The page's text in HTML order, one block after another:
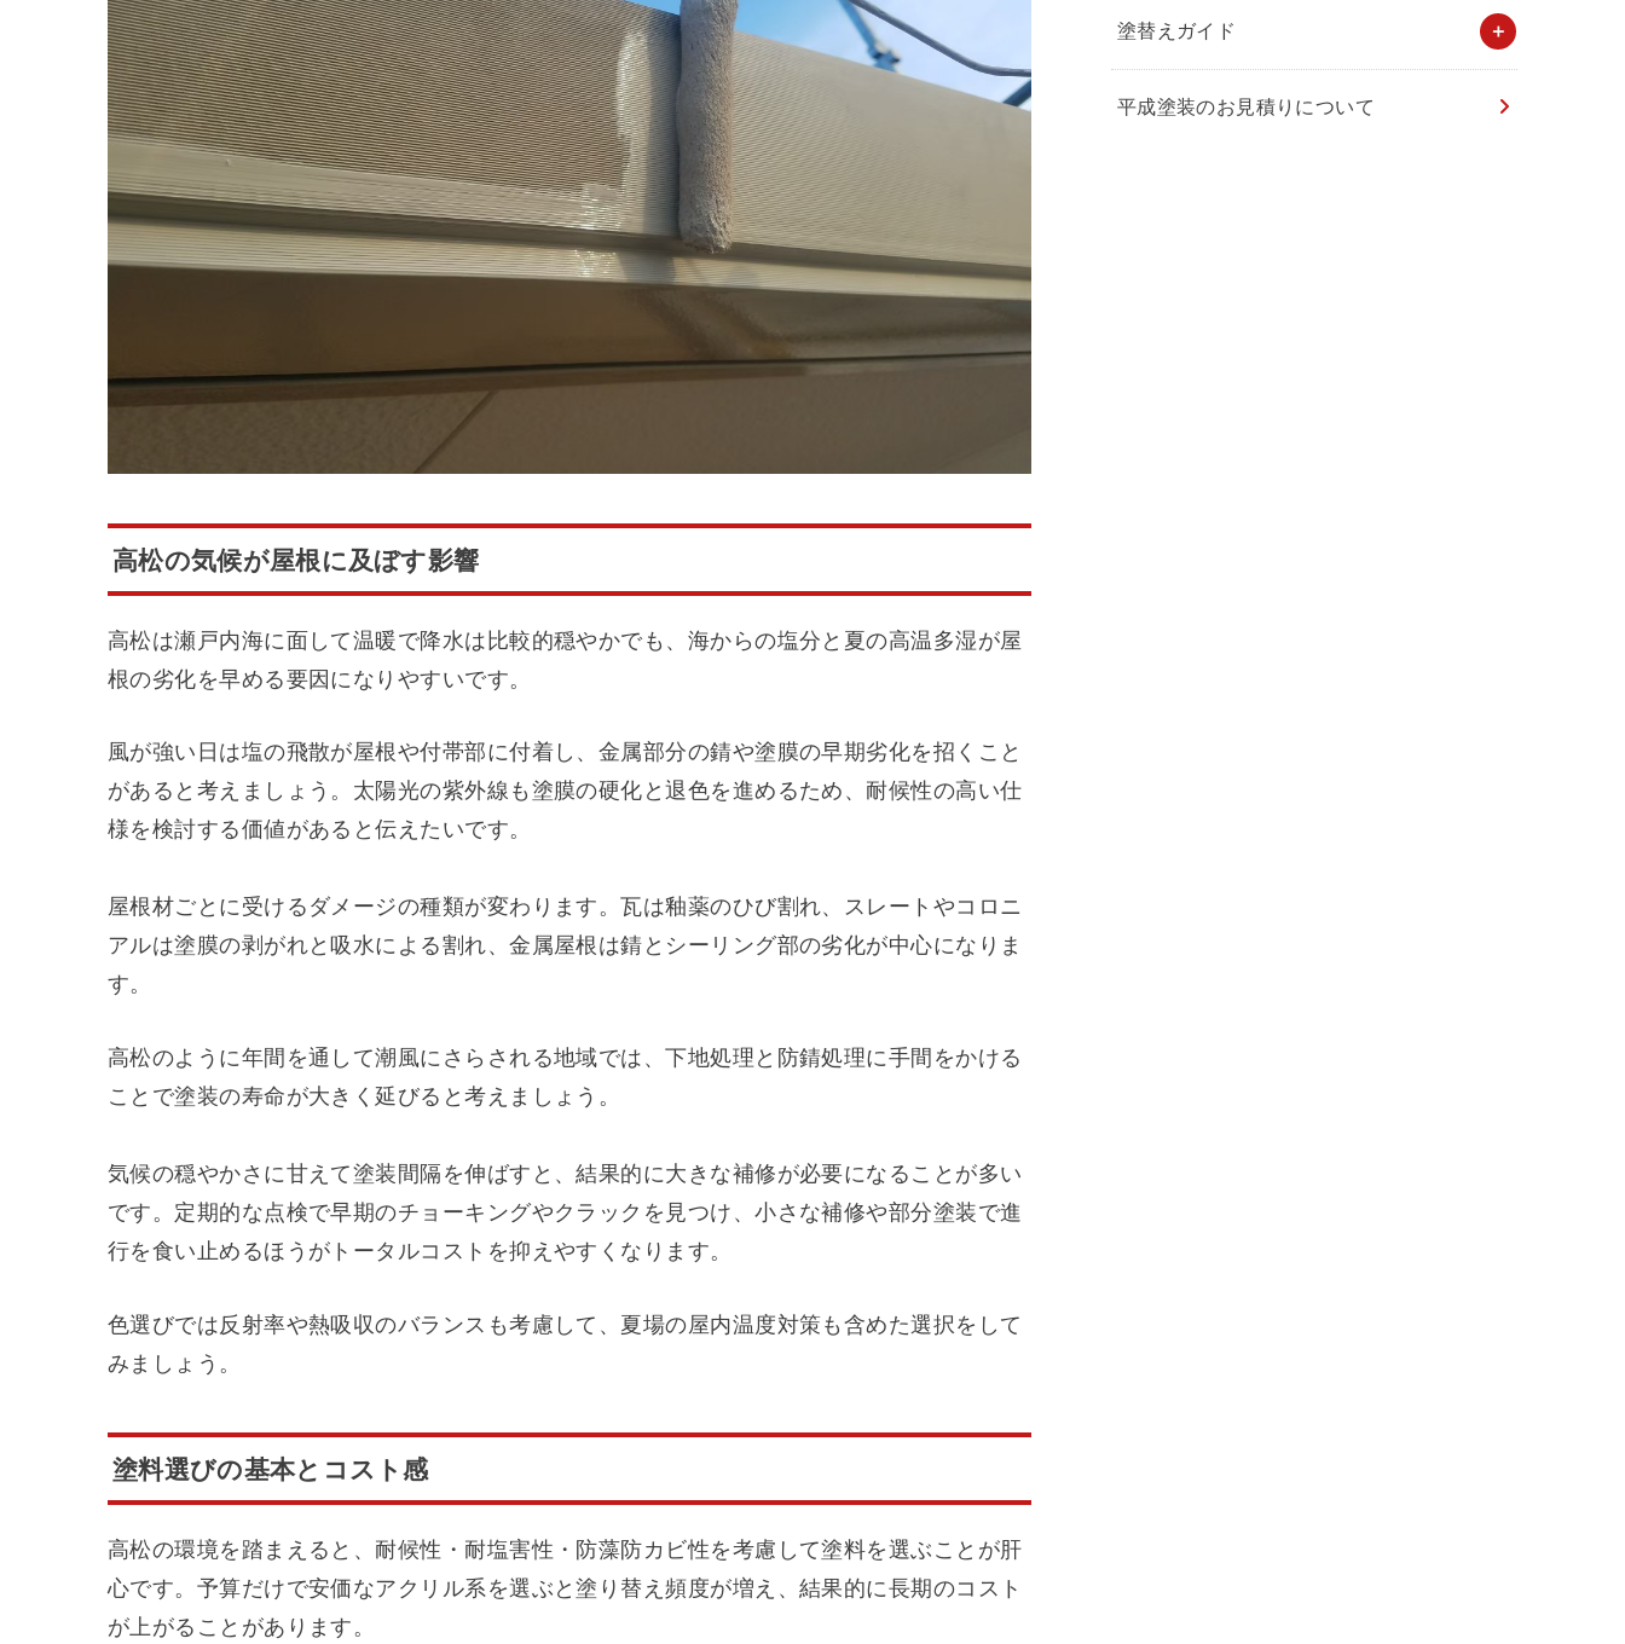
高松の気候が屋根に及ぼす影響
高松は瀬戸内海に面して温暖で降水は比較的穏やかでも、海からの塩分と夏の高温多湿が屋
根の劣化を早める要因になりやすいです。
風が強い日は塩の飛散が屋根や付帯部に付着し、金属部分の錆や塗膜の早期劣化を招くこと
があると考えましょう。太陽光の紫外線も塗膜の硬化と退色を進めるため、耐候性の高い仕
様を検討する価値があると伝えたいです。
屋根材ごとに受けるダメージの種類が変わります。瓦は釉薬のひび割れ、スレートやコロニ
アルは塗膜の剥がれと吸水による割れ、金属屋根は錆とシーリング部の劣化が中心になりま
す。
高松のように年間を通して潮風にさらされる地域では、下地処理と防錆処理に手間をかける
ことで塗装の寿命が大きく延びると考えましょう。
気候の穏やかさに甘えて塗装間隔を伸ばすと、結果的に大きな補修が必要になることが多い
です。定期的な点検で早期のチョーキングやクラックを見つけ、小さな補修や部分塗装で進
行を食い止めるほうがトータルコストを抑えやすくなります。
色選びでは反射率や熱吸収のバランスも考慮して、夏場の屋内温度対策も含めた選択をして
みましょう。
塗料選びの基本とコスト感
高松の環境を踏まえると、耐候性・耐塩害性・防藻防カビ性を考慮して塗料を選ぶことが肝
心です。予算だけで安価なアクリル系を選ぶと塗り替え頻度が増え、結果的に長期のコスト
が上がることがあります。
塗替えガイド
平成塗装のお見積りについて